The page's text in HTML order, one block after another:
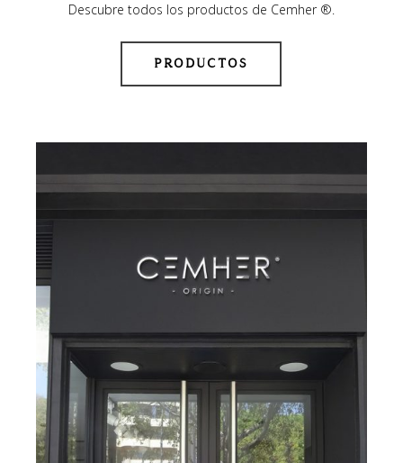
Descubre todos los productos de Cemher ®.
PRODUCTOS